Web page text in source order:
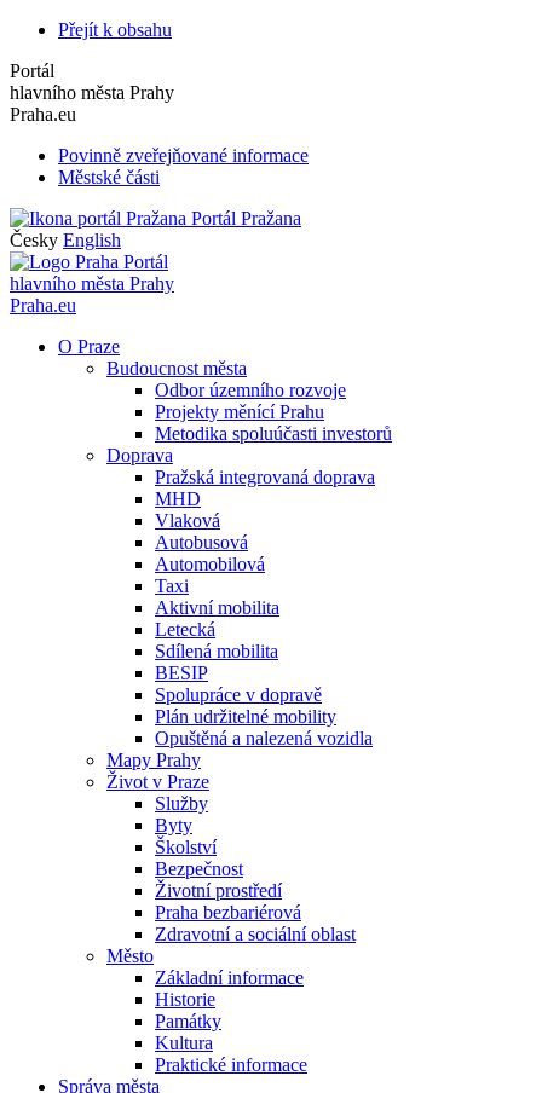
Přejít k obsahu
Portál
hlavního města Prahy
Praha.eu
Povinně zveřejňované informace
Městské části
Portál Pražana
Česky English
Portál
hlavního města Prahy
Praha.eu
O Praze
Budoucnost města
Odbor územního rozvoje
Projekty měnící Prahu
Metodika spoluúčasti investorů
Doprava
Pražská integrovaná doprava
MHD
Vlaková
Autobusová
Automobilová
Taxi
Aktivní mobilita
Letecká
Sdílená mobilita
BESIP
Spolupráce v dopravě
Plán udržitelné mobility
Opuštěná a nalezená vozidla
Mapy Prahy
Život v Praze
Služby
Byty
Školství
Bezpečnost
Životní prostředí
Praha bezbariérová
Zdravotní a sociální oblast
Město
Základní informace
Historie
Památky
Kultura
Praktické informace
Správa města